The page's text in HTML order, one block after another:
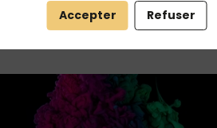
Accepter Refuser